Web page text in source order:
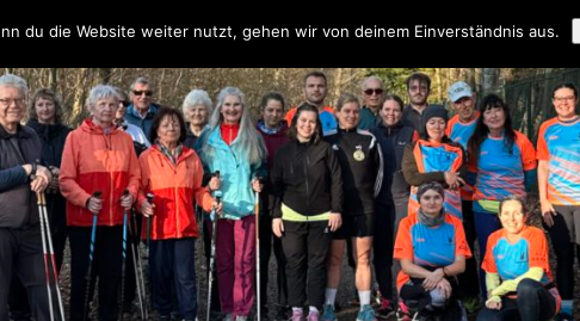
uns Unsere Partner & Sponsoren Unser Team & Kontakt
du die Website weiter nutzt, gehen wir von deinem Einverständnis aus.